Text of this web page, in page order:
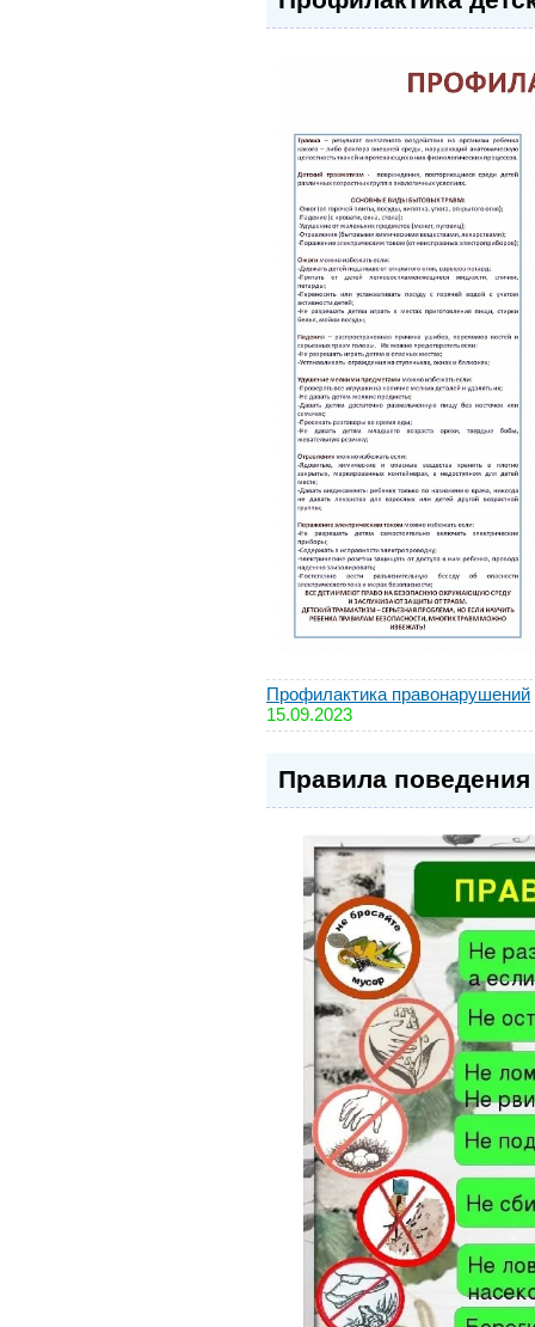
Профилактика правонарушений
15.09.2023
Правила поведения